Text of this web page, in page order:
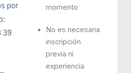
por
39
momento
No es necesaria
inscripción
previa ni
experiencia